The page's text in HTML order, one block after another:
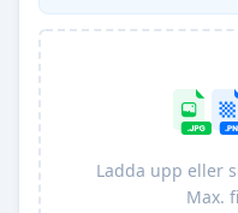
Ladda upp eller
Max.